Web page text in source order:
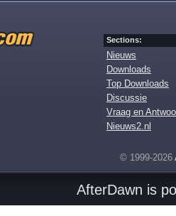
Sections:
Nieuws
Downloads
Top Downloads
Discussie
Vraag en
Nieuws2.nl
© 1999-2026
AfterDawn is